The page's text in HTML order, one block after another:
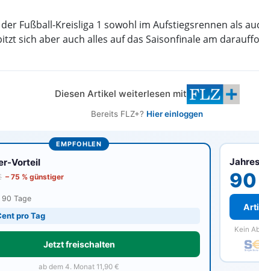
Fußball-Kreisliga 1 sowohl im Aufstiegsrennen als
sich aber auch alles auf das Saisonfinale am
Diesen Artikel weiterlesen mit
Bereits FLZ+? Hier einloggen
Kein
EMPFOHLEN
Vorteil
– 75 % günstiger
Tage
pro Tag
Jetzt freischalten
ab dem 4. Monat 11,90 €